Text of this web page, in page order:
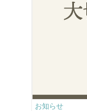
お知らせ